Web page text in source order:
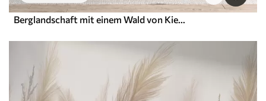
Berglandschaft mit einem Wald von Kiefern und geschichteten Berge während der Morgendämmerung mit leichten Nebel Aquarell Nachahmung Kunst